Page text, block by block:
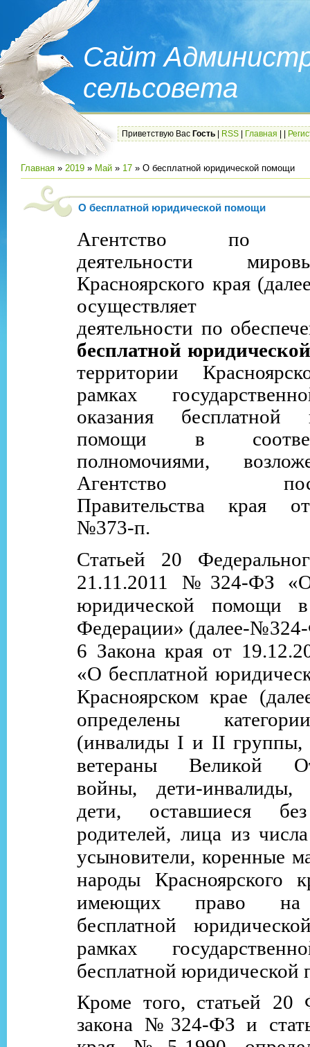
Сайт
сельсовета
Приветствую Вас Гость RSS Главная
Главная » 2019 » Май » 17 » О бесплатной юридической помощи
О бесплатной юридической помощи
Агентство по
деятельности
Красноярского края
осуществляет
деятельности по
бесплатной
территории
рамках
оказания бесплатной
помощи в
полномочиями,
Агентство
Правительства края
№373-п.
Статьей 20
21.11.2011 №324-ФЗ «О
юридической помощи в
Федерации» (далее-№324-
6 Закона края от
«О бесплатной
Красноярском крае
определены
(инвалиды I и II
ветераны Великой
войны, дети-инвалиды,
дети, оставшиеся
родителей, лица из
усыновители, коренные
народы Красноярского
имеющих право на
бесплатной
рамках
бесплатной
Кроме того, статьей 20
закона №324-ФЗ и